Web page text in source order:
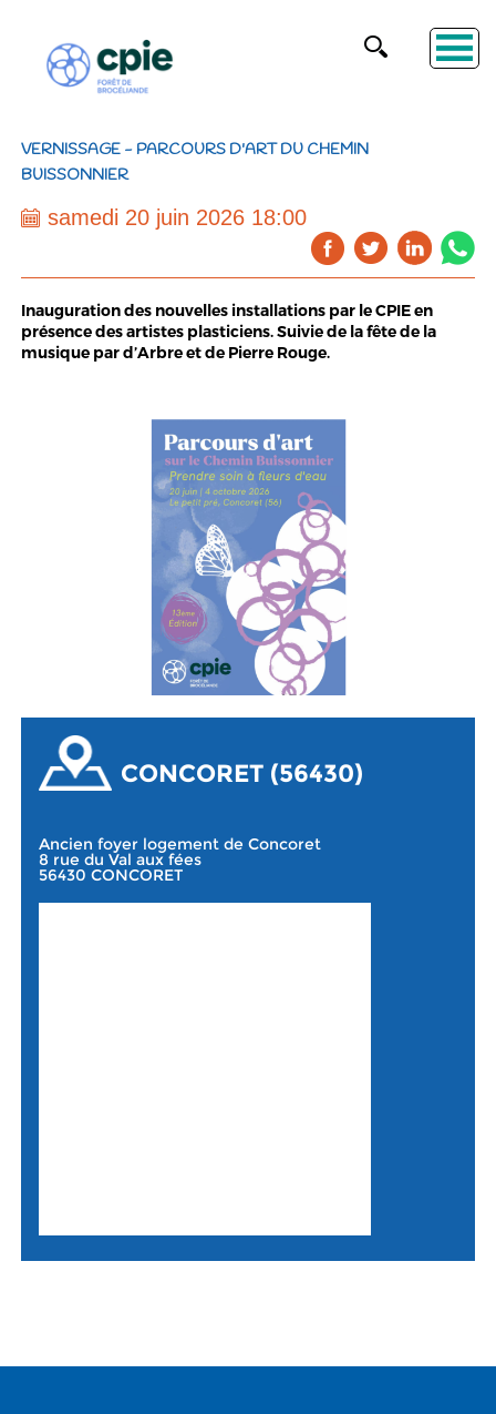
VERNISSAGE - PARCOURS D'ART DU CHEMIN
BUISSONNIER
samedi 20 juin 2026 18:00
Inauguration des nouvelles installations par le CPIE en
présence des artistes plasticiens. Suivie de la fête de la
musique par d’Arbre et de Pierre Rouge.
CONCORET (56430)
Ancien foyer logement de Concoret
8 rue du Val aux fées
56430 CONCORET